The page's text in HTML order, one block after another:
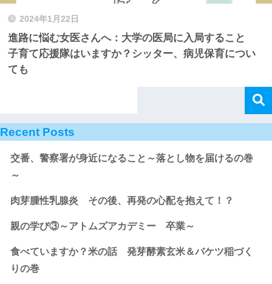
2024年1月22日
進路に悩む女医さんへ：大学の医局に入局すること
子育て応援隊はいますか？シッター、病児保育につい
ても
Recent Posts
交番、警察署が身近になること～落とし物を届けるの巻
～
肉芽腫性乳腺炎 その後、再発の心配を抱えて！？
親の学び③～アトムズアカデミー 卒業～
食べていますか？米の話 発芽酵素玄米＆バケツ稲づく
りの巻